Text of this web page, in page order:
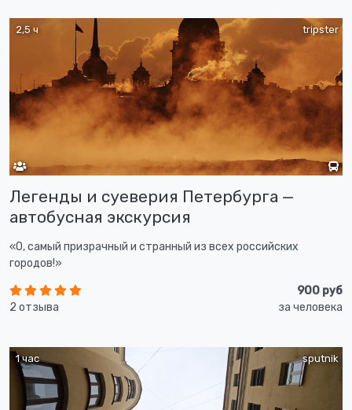
tripster
2,5 ч
Легенды и суеверия Петербурга —
автобусная экскурсия
«О, самый призрачный и странный из всех российских
городов!»
2 отзыва
900 руб
за человека
sputnik
1 час